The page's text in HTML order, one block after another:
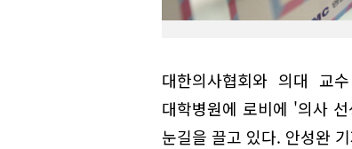
대한의사협회와 의대 교
대학병원에 로비에 '의사
눈길을 끌고 있다. 안성완